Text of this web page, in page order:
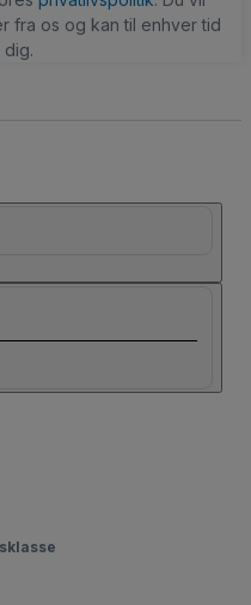
fra os og kan til enhver tid
dig.